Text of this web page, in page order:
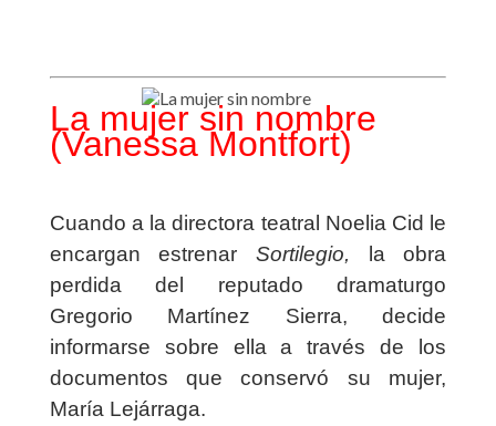
La mujer sin nombre
(Vanessa Montfort)
Cuando a la directora teatral Noelia Cid le
encargan estrenar Sortilegio, la obra
perdida del reputado dramaturgo
Gregorio Martínez Sierra, decide
informarse sobre ella a través de los
documentos que conservó su mujer,
María Lejárraga.